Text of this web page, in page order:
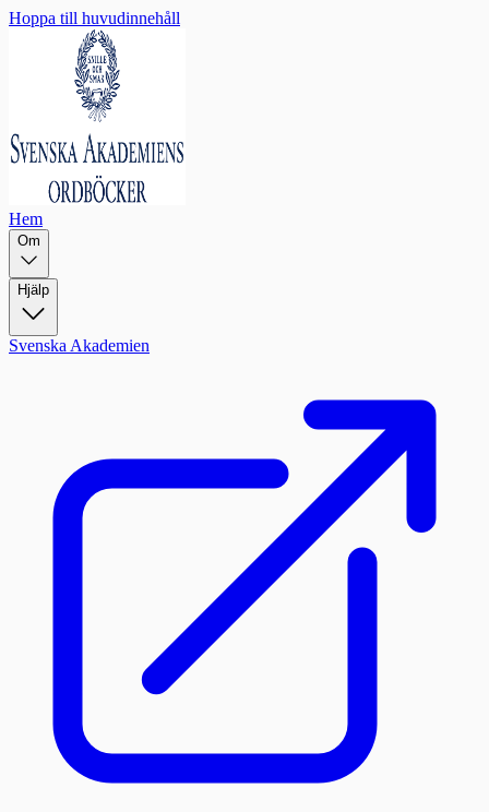
Hoppa till huvudinnehåll
Hem
Om
Hjälp
Svenska Akademien